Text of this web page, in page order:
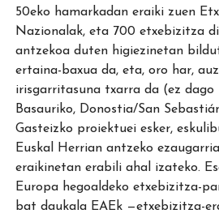
50eko hamarkadan eraiki zuen
Nazionalak, eta 700 etxebizitza
antzekoa duten higiezinetan
ertaina-baxua da, eta, oro har,
irisgarritasuna txarra da (ez dago
Basauriko, Donostia/San
Gasteizko proiektuei esker,
Euskal Herrian antzeko
eraikinetan erabili ahal izateko.
Europa hegoaldeko etxebizitza-
bat daukala EAEk —etxebizitza-